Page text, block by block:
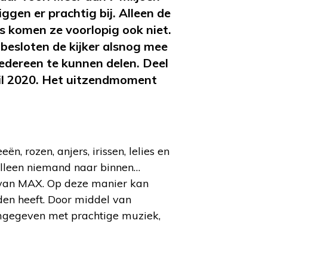
er prachtig bij. Alleen de
komen ze voorlopig ook niet.
de kijker alsnog mee
te kunnen delen. Deel
2020. Het uitzendmoment
rozen, anjers, irissen, lelies en
niemand naar binnen…
MAX. Op deze manier kan
heeft. Door middel van
met prachtige muziek,